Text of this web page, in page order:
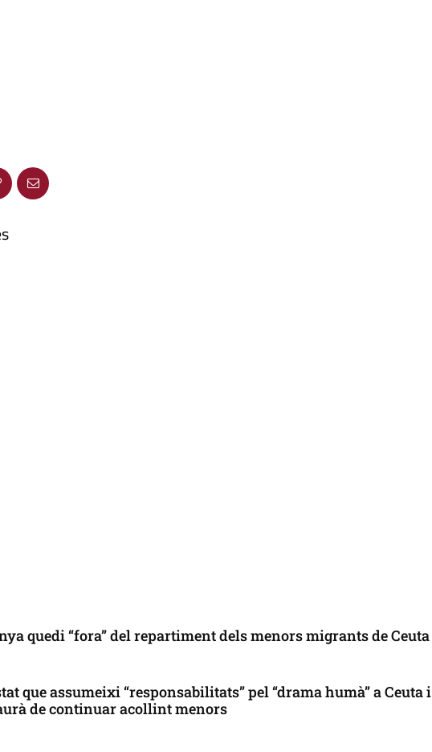
quedi “fora” del repartiment dels menors migrants de Ceuta
que assumeixi “responsabilitats” pel “drama humà” a Ceuta i
de continuar acollint menors